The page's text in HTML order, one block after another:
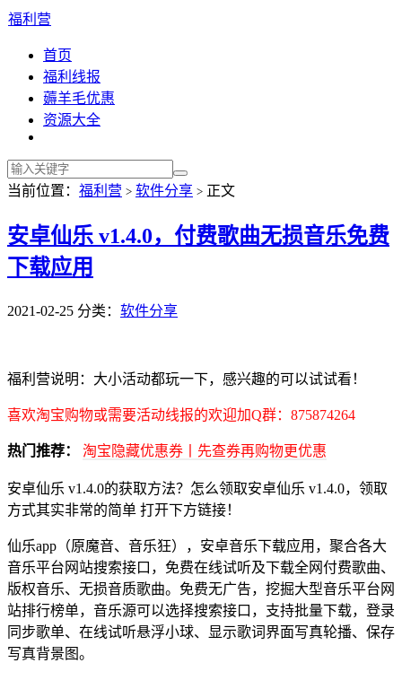
福利营
首页
福利线报
薅羊毛优惠
资源大全
当前位置： 福利营 > 软件分享 > 正文
安卓仙乐 v1.4.0，付费歌曲无损音乐免费
下载应用
2021-02-25 分类： 软件分享
福利营说明：大小活动都玩一下，感兴趣的可以试试看！
喜欢淘宝购物或需要活动线报的欢迎加Q群：875874264
热门推荐： 淘宝隐藏优惠券丨先查券再购物更优惠
安卓仙乐 v1.4.0的获取方法？怎么领取安卓仙乐 v1.4.0，领取
方式其实非常的简单 打开下方链接！
仙乐app（原魔音、音乐狂），安卓音乐下载应用，聚合各大
音乐平台网站搜索接口，免费在线试听及下载全网付费歌曲、
版权音乐、无损音质歌曲。免费无广告，挖掘大型音乐平台网
站排行榜单，音乐源可以选择搜索接口，支持批量下载，登录
同步歌单、在线试听悬浮小球、显示歌词界面写真轮播、保存
写真背景图。